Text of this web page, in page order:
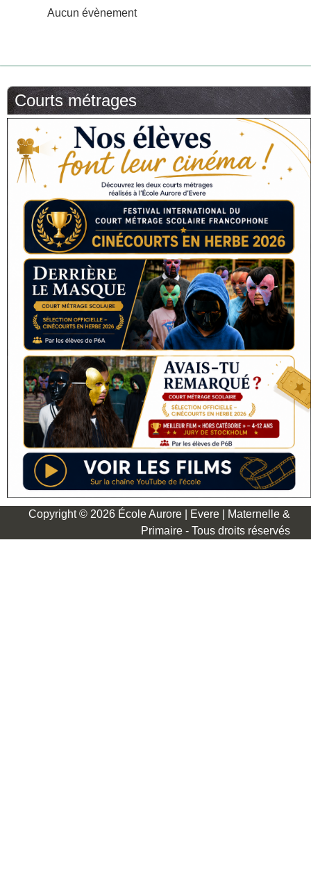
Aucun évènement
Courts métrages
Copyright © 2026 École Aurore | Evere | Maternelle &
Primaire - Tous droits réservés